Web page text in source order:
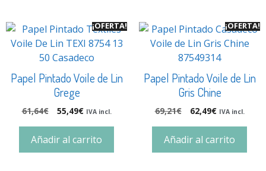
¡OFERTA!
Papel Pintado Voile de Lin
Grege
61,64€ 55,49€ IVA incl.
Añadir al carrito
¡OFERTA!
Papel Pintado Voile de Lin
Gris Chine
69,21€ 62,49€ IVA incl.
Añadir al carrito